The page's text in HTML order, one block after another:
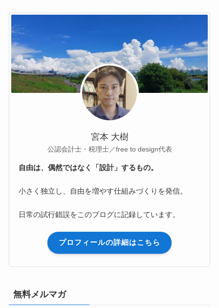
宮本 大樹
公認会計士・税理士／free to design代表
自由は、偶然ではなく「設計」するもの。
小さく独立し、自由を増やす仕組みづくりを発信。
日常の試行錯誤をこのブログに記録しています。
プロフィールの詳細はこちら
無料メルマガ